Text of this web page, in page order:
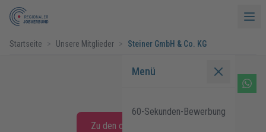
Startseite > Unsere Mitglieder > Steiner GmbH & Co. KG
Menü
60-Sekunden-Bewerbung
Zu den offenen Stellen